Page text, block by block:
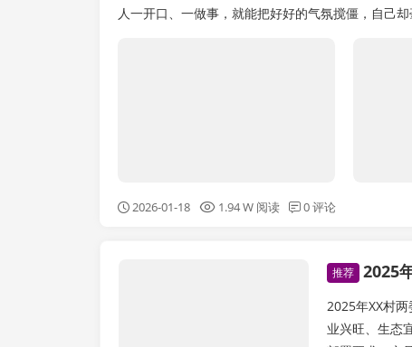
人一开口、一做事，就能把好好的气氛搅僵，自己
2026-01-18 1.94 W 阅读 0 评论
天枢变现世界
推荐 2025
2025年XX村
业兴旺、生态